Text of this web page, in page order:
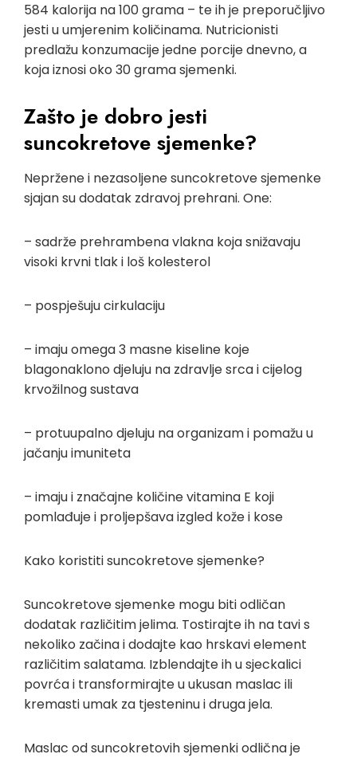
584 kalorija na 100 grama – te ih je preporučljivo
jesti u umjerenim količinama. Nutricionisti
predlažu konzumacije jedne porcije dnevno, a
koja iznosi oko 30 grama sjemenki.
Zašto je dobro jesti
suncokretove sjemenke?
Nepržene i nezasoljene suncokretove sjemenke
sjajan su dodatak zdravoj prehrani. One:
– sadrže prehrambena vlakna koja snižavaju
visoki krvni tlak i loš kolesterol
– pospješuju cirkulaciju
– imaju omega 3 masne kiseline koje
blagonaklono djeluju na zdravlje srca i cijelog
krvožilnog sustava
– protuupalno djeluju na organizam i pomažu u
jačanju imuniteta
– imaju i značajne količine vitamina E koji
pomlađuje i proljepšava izgled kože i kose
Kako koristiti suncokretove sjemenke?
Suncokretove sjemenke mogu biti odličan
dodatak različitim jelima. Tostirajte ih na tavi s
nekoliko začina i dodajte kao hrskavi element
različitim salatama. Izblendajte ih u sjeckalici
povrća i transformirajte u ukusan maslac ili
kremasti umak za tjesteninu i druga jela.
Maslac od suncokretovih sjemenki odlična je